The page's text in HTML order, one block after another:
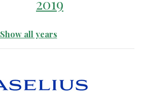
2019
Show all years